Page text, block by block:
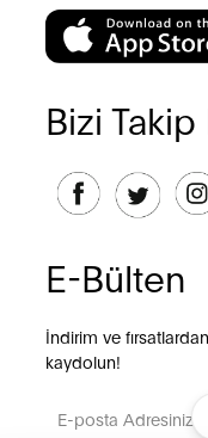
Bizi
E-Bülten
İndirim ve
kaydolun!